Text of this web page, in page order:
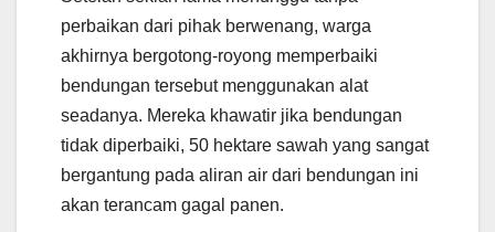
perbaikan dari pihak berwenang, warga
akhirnya bergotong-royong memperbaiki
bendungan tersebut menggunakan alat
seadanya. Mereka khawatir jika bendungan
tidak diperbaiki, 50 hektare sawah yang sangat
bergantung pada aliran air dari bendungan ini
akan terancam gagal panen.